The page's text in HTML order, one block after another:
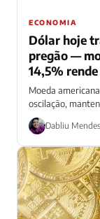
ECONOMIA
Dólar hoje
pregão —
14,5%
Moeda
oscilação,
últimos pregões
Dabliu Mendes